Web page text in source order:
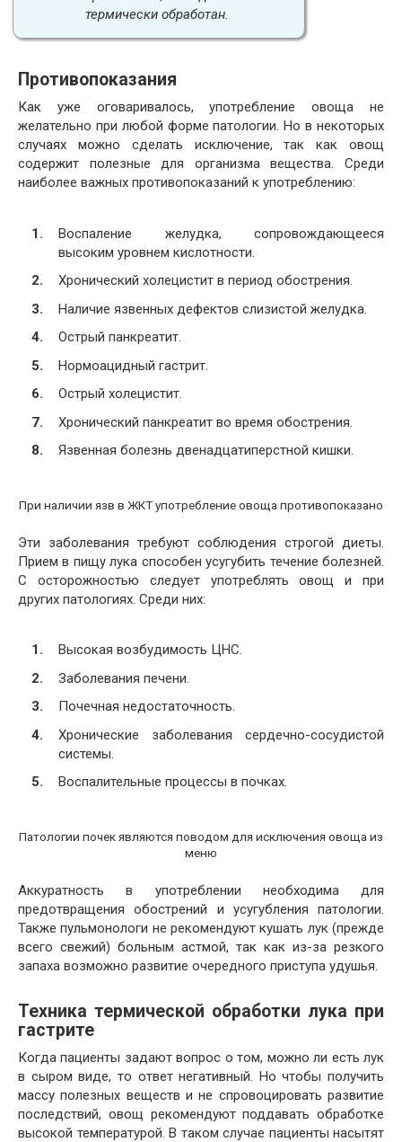
термически обработан.
Противопоказания
Как уже оговаривалось, употребление овоща не
желательно при любой форме патологии. Но в некоторых
случаях можно сделать исключение, так как овощ
содержит полезные для организма вещества. Среди
наиболее важных противопоказаний к употреблению:
Воспаление желудка, сопровождающееся
высоким уровнем кислотности.
Хронический холецистит в период обострения.
Наличие язвенных дефектов слизистой желудка.
Острый панкреатит.
Нормоацидный гастрит.
Острый холецистит.
Хронический панкреатит во время обострения.
Язвенная болезнь двенадцатиперстной кишки.
При наличии язв в ЖКТ употребление овоща противопоказано
Эти заболевания требуют соблюдения строгой диеты.
Прием в пищу лука способен усугубить течение болезней.
С осторожностью следует употреблять овощ и при
других патологиях. Среди них:
Высокая возбудимость ЦНС.
Заболевания печени.
Почечная недостаточность.
Хронические заболевания сердечно-сосудистой
системы.
Воспалительные процессы в почках.
Патологии почек являются поводом для исключения овоща из
меню
Аккуратность в употреблении необходима для
предотвращения обострений и усугубления патологии.
Также пульмонологи не рекомендуют кушать лук (прежде
всего свежий) больным астмой, так как из-за резкого
запаха возможно развитие очередного приступа удушья.
Техника термической обработки лука при
гастрите
Когда пациенты задают вопрос о том, можно ли есть лук
в сыром виде, то ответ негативный. Но чтобы получить
массу полезных веществ и не спровоцировать развитие
последствий, овощ рекомендуют поддавать обработке
высокой температурой. В таком случае пациенты насытят